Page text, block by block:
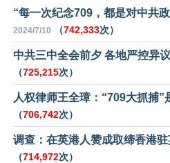
“每一次纪念709，都是对中共
2024/7/10 （742,333次）
中共三中全会前夕 各地严控异
（725,215次）
人权律师王全璋：“709大抓捕”
（706,742次）
调查：在英港人赞成取缔香港
（714,972次）